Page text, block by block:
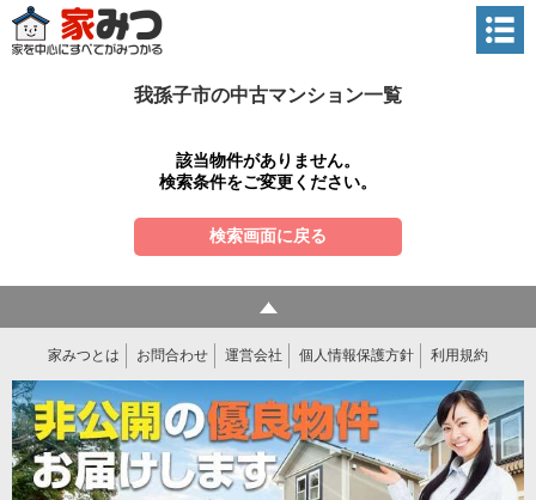
我孫子市の中古マンション一覧
該当物件がありません。
検索条件をご変更ください。
検索画面に戻る
家みつとは お問合わせ 運営会社 個人情報保護方針 利用規約